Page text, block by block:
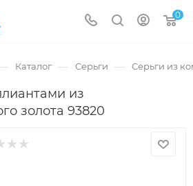
0
Каталог — Серьги — Серьги из
из
золота 93820